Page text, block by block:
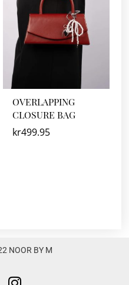
OVERLAPPING
CLOSURE BAG
kr499.95
NOOR BY M
I